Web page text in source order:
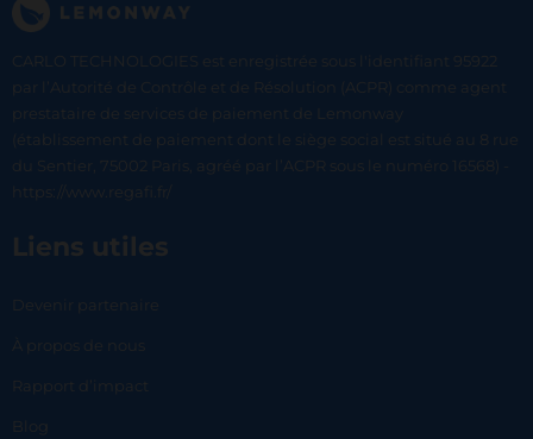
CARLO TECHNOLOGIES est enregistrée sous l'identifiant 95922
par l’Autorité de Contrôle et de Résolution (ACPR) comme agent
prestataire de services de paiement de Lemonway
(établissement de paiement dont le siège social est situé au 8 rue
du Sentier, 75002 Paris, agréé par l’ACPR sous le numéro 16568) -
https://www.regafi.fr/
Liens utiles
Devenir partenaire
À propos de nous
Rapport d’impact
Blog